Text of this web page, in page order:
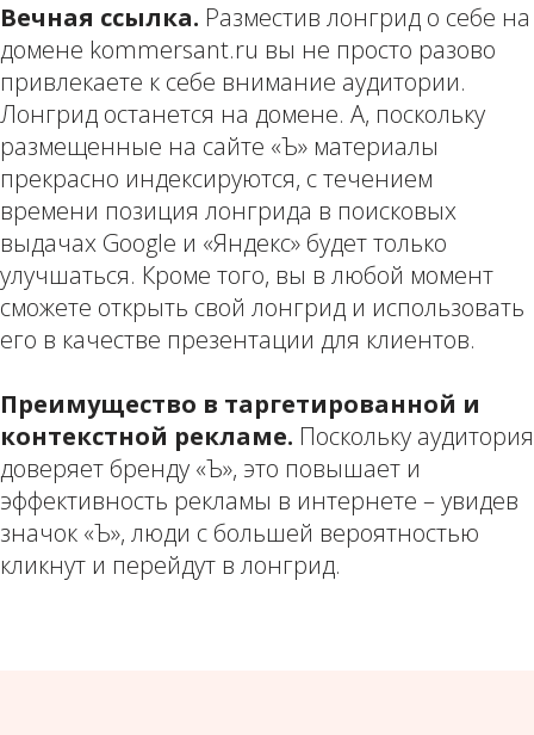
Вечная ссылка. Разместив лонгрид о себе на
домене kommersant.ru вы не просто разово
привлекаете к себе внимание аудитории.
Лонгрид останется на домене. А, поскольку
размещенные на сайте «Ъ» материалы
прекрасно индексируются, с течением
времени позиция лонгрида в поисковых
выдачах Google и «Яндекс» будет только
улучшаться. Кроме того, вы в любой момент
сможете открыть свой лонгрид и использовать
его в качестве презентации для клиентов.
Преимущество в таргетированной и
контекстной рекламе. Поскольку аудитория
доверяет бренду «Ъ», это повышает и
эффективность рекламы в интернете – увидев
значок «Ъ», люди с большей вероятностью
кликнут и перейдут в лонгрид.